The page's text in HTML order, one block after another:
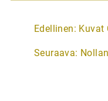
A
t
Edellinen: Kuvat
Seuraava: